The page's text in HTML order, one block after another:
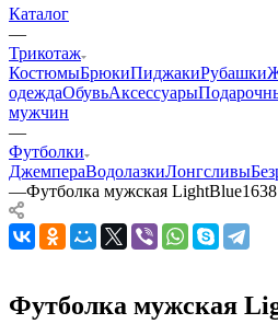
Каталог
—
Трикотаж
КостюмыБрюкиПиджакиРубашки
одеждаОбувьАксессуары
мужчин
—
Футболки
ДжемпераВодолазкиЛонгсливы
—Футболка мужская LightBlue1638
Футболка мужская